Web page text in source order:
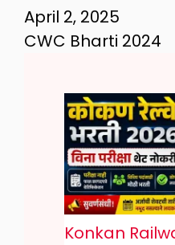
April 2, 2025
CWC Bharti 2024
Konkan